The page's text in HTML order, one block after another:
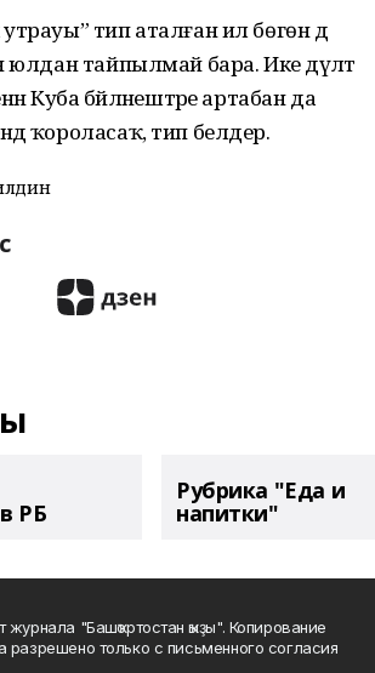
тип аталған ил бөгөн дә
юлдан тайпылмай бара. Ике дәүләт
Куба бәйләнештәре артабан да
ҡороласаҡ, тип белдерә.
РБ
Рубрика "Еда и
напитки"
"Башҡортостан ҡыҙы". Копирование
разрешено только с письменного согласия